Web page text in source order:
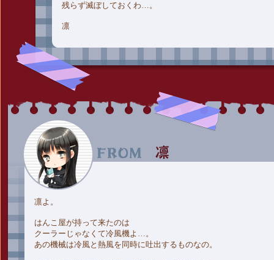
残らず滅ぼしておくわ…。
凛
凛よ。
はんこ屋が持って来たのは
クーラーじゃなくて冷風機よ…。
あの機械は冷風と熱風を同時に吐出するものなの。